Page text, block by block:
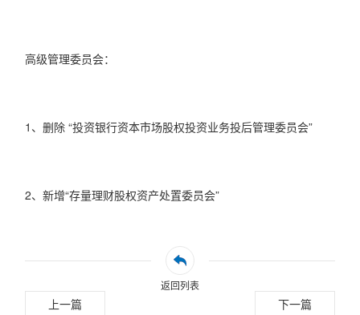
高级管理委员会：
1、删除 “投资银行资本市场股权投资业务投后管理委员会”
2、新增“存量理财股权资产处置委员会”
返回列表
上一篇 下一篇